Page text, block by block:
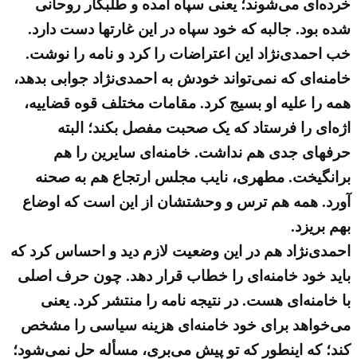
خرده‌ای می‌شوند؛ یعنی سپاه آمده و طلبکار روحانی
شده بود. جالبه که خود سپاه در این غارتها دست دارد.
خب احمدی‌نژاد این اعتراضات را کرد و نامه را نوشت.
خامنه‌ای که نمی‌تواند خودش به احمدی‌نژاد جوابی بدهد،
همه را علیه او بسیج کرد. مقامات مختلف قوه قضاییه،
اژه‌ای را فرستاد که یک صحبت مفصل بکند؛ البته
حرفهای جدی هم نداشت. خامنه‌ای سایرین را هم
برانگیخت. مطهری، نایب مجلس ارتجاع هم به صحنه
آورد. همه هم ترس و وحشتشان از این است که اوضاع
بهم بریزد.
احمدی‌نژاد هم در این وضعیت لازم دید و احساس کرد که
باید خود خامنه‌ای را خطاب قرار دهد. چون حرف اصلی
با خامنه‌ای هست. در نتیجه نامه را منتشر کرد. یعنی
می‌خواهد برای خود خامنه‌ای هزینه سیاسی را مشخص
کند؛ که اینطور که تو پیش می‌بری، مسأله حل نمی‌شود؛